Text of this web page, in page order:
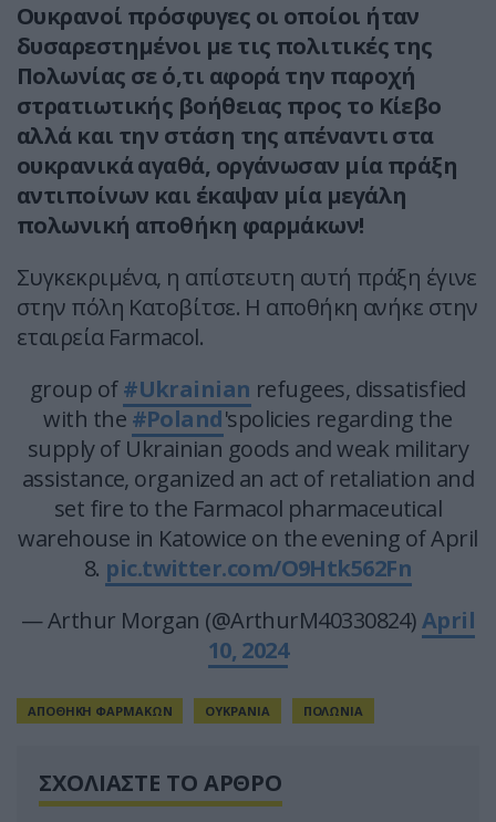
Ουκρανοί πρόσφυγες οι οποίοι ήταν
δυσαρεστημένοι με τις πολιτικές της
Πολωνίας σε ό,τι αφορά την παροχή
στρατιωτικής βοήθειας προς το Κίεβο
αλλά και την στάση της απέναντι στα
ουκρανικά αγαθά, οργάνωσαν μία πράξη
αντιποίνων και έκαψαν μία μεγάλη
πολωνική αποθήκη φαρμάκων!
Συγκεκριμένα, η απίστευτη αυτή πράξη έγινε
στην πόλη Κατοβίτσε. Η αποθήκη ανήκε στην
εταιρεία Farmacol.
group of#Ukrainian refugees, dissatisfied
with the #Poland'spolicies regarding the
supply of Ukrainian goods and weak military
assistance, organized an act of retaliation and
set fire to the Farmacol pharmaceutical
warehouse in Katowice on the evening of April
8. pic.twitter.com/O9Htk562Fn
— Arthur Morgan (@ArthurM40330824)April
10, 2024
ΑΠΟΘΗΚΗ ΦΑΡΜΑΚΩΝ ΟΥΚΡΑΝΙΑ ΠΟΛΩΝΙΑ
ΣΧΟΛΙΑΣΤΕ ΤΟ ΑΡΘΡΟ